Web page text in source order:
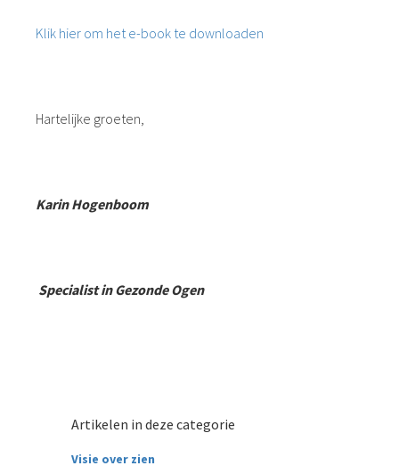
Klik hier om het e-book te downloaden
Hartelijke groeten,
Karin Hogenboom
Specialist in Gezonde Ogen
Artikelen in deze categorie
Visie over zien